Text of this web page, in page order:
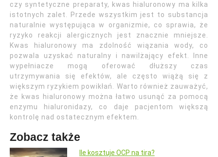
czy syntetyczne preparaty, kwas hialuronowy ma kilka
istotnych zalet. Przede wszystkim jest to substancja
naturalnie występująca w organizmie, co sprawia, że
ryzyko reakcji alergicznych jest znacznie mniejsze.
Kwas hialuronowy ma zdolność wiązania wody, co
pozwala uzyskać naturalny i nawilżający efekt. Inne
wypełniacze mogą oferować dłuższy czas
utrzymywania się efektów, ale często wiążą się z
większym ryzykiem powikłań. Warto również zauważyć,
że kwas hialuronowy można łatwo usunąć za pomocą
enzymu hialuronidazy, co daje pacjentom większą
kontrolę nad ostatecznym efektem.
Zobacz także
Ile kosztuje OCP na tira?